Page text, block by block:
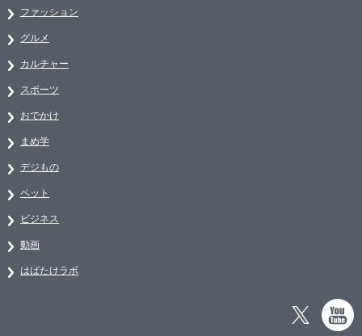
ファッション
グルメ
カルチャー
スポーツ
おでかけ
まめ学
デジもの
ペット
ビジネス
動画
はばたけラボ